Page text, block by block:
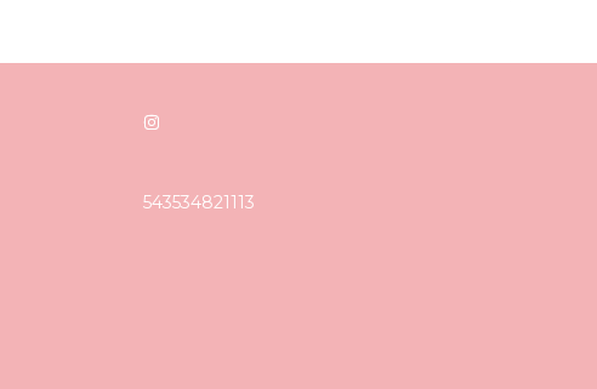
543534821113